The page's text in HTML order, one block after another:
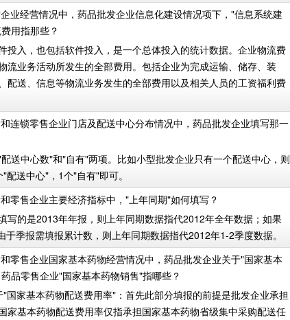
业经营情况中，药品批发企业信息化建设情况项下，"信息系统建
用指那些？
投入，也包括软件投入，是一个总体投入的统计数据。企业物流费
流业务活动所发生的全部费用。包括企业为完成运输、储存、装
配送、信息等物流业务发生的全部费用以及相关人员的工资福利费
连锁零售企业门店及配送中心分布情况中，药品批发企业填写那一
送中心数"和"自有"两项。比如小型批发企业只有一个配送中心，则
送中心"，1个"自有"即可。
零售企业主要经济指标中，"上年同期"如何填写？
写的是2013年年报，则上年同期数据指代2012年全年数据；如果
季报需填报累计数，则上年同期数据指代2012年1-2季度数据。
零售企业国家基本药物经营情况中，药品批发企业关于"国家基本
品零售企业"国家基本药物销售"指哪些？
"国家基本药物配送费用率"：首先此部分填报的前提是批发企业承担
家基本药物配送费用率仅指承担国家基本药物省级集中采购配送任